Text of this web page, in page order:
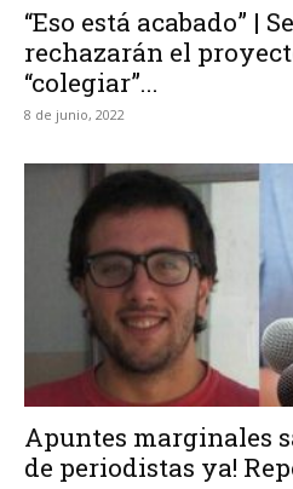
“Eso está acabado” |
rechazarán el
“colegiar”...
8 de junio, 2022
Apuntes marginales
de periodistas ya!